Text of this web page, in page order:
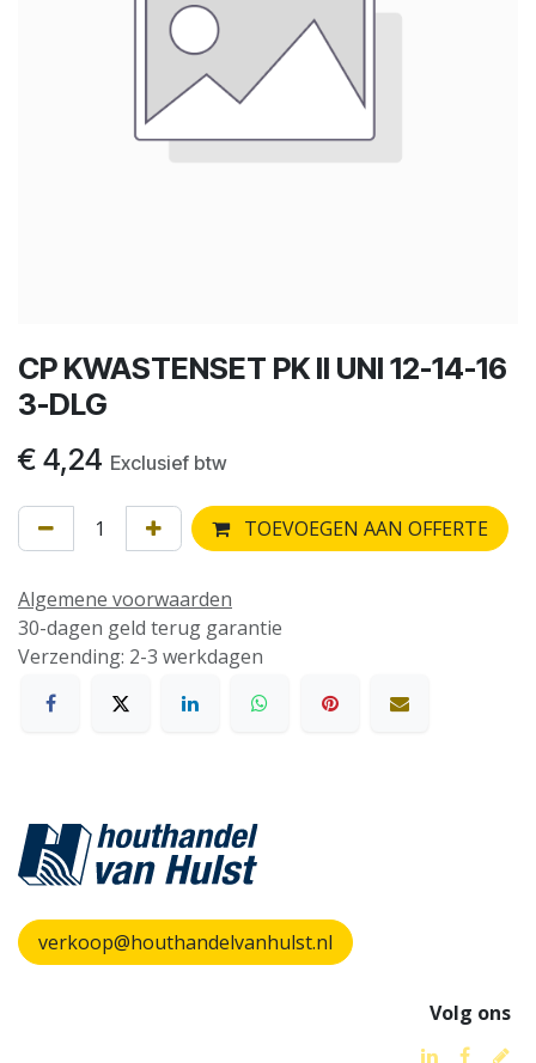
CP KWASTENSET PK II UNI 12-14-16
3-DLG
€ 4,24 Exclusief btw
TOEVOEGEN AAN OFFERTE
Algemene voorwaarden
30-dagen geld terug garantie
Verzending: 2-3 werkdagen
verkoop@houthandelvanhulst.nl
Volg ons